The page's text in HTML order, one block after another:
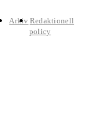
Arkiv Redaktionell
policy